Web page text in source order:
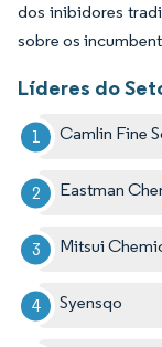
dos inibidores
sobre os
Líderes do
Camlin Fine
Eastman
Mitsui
Syensqo